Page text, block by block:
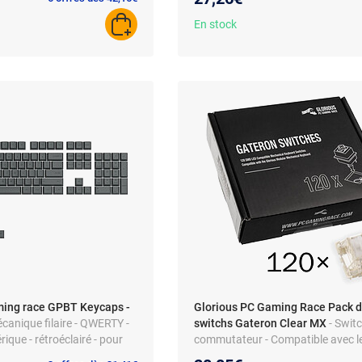
pour utiliser le clavier
AJOUTER AU PANIER
En stock
race GPBT Keycaps -
filaire - QWERTY -
- rétroéclairé - pour
Glorious PC Gaming Race Pack
switchs Gateron Clear MX-
commutateur - Compatible avec